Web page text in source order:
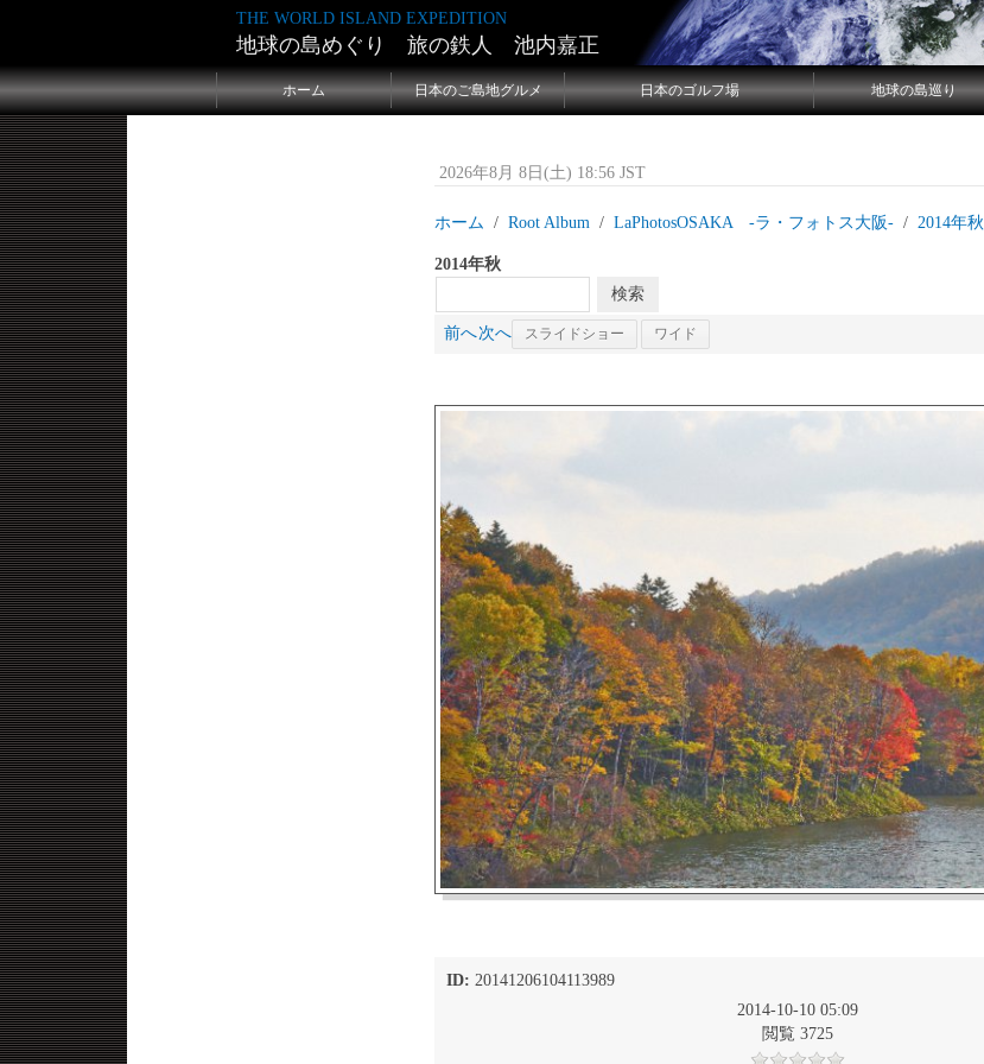
THE WORLD ISLAND EXPEDITION
地球の島めぐり 旅の鉄人 池内嘉正
ホーム 日本のご島地グルメ 日本のゴルフ場 地球の島巡り
2026年8月 8日(土) 18:56 JST
ホーム Root Album LaPhotosOSAKA -ラ・フォトス大阪‐ 2014年秋
2014年秋
前へ次へ スライドショー ワイド
ID: 20141206104113989
2014-10-10 05:09
閲覧 3725